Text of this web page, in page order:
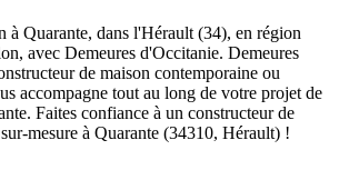
à Quarante, dans l'Hérault (34), en région
avec Demeures d'Occitanie. Demeures
de maison contemporaine ou
accompagne tout au long de votre projet de
Faites confiance à un constructeur de
mesure à Quarante (34310, Hérault) !